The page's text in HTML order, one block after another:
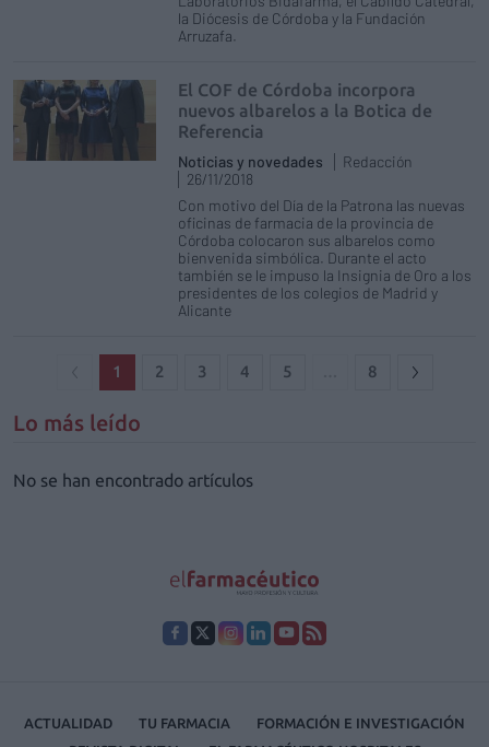
la Diócesis de Córdoba y la Fundación
Arruzafa.
El COF de Córdoba incorpora
nuevos albarelos a la Botica de
Referencia
Noticias y novedades
Redacción
26/11/2018
Con motivo del Día de la Patrona las nuevas
oficinas de farmacia de la provincia de
Córdoba colocaron sus albarelos como
bienvenida simbólica. Durante el acto
también se le impuso la Insignia de Oro a los
presidentes de los colegios de Madrid y
Alicante
1 2 3 4 5 8
Lo más leído
No se han encontrado artículos
ACTUALIDAD TU FARMACIA
FORMACIÓN E INVESTIGACIÓN